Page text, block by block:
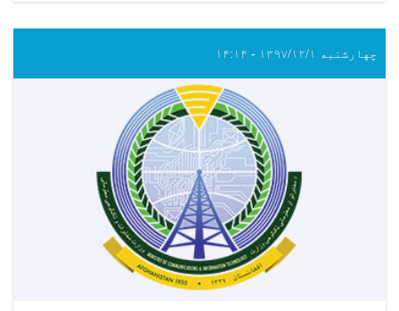
چهارشنبه ۱۳۹۷/۱۲/۱ - ۱۴:۱۴